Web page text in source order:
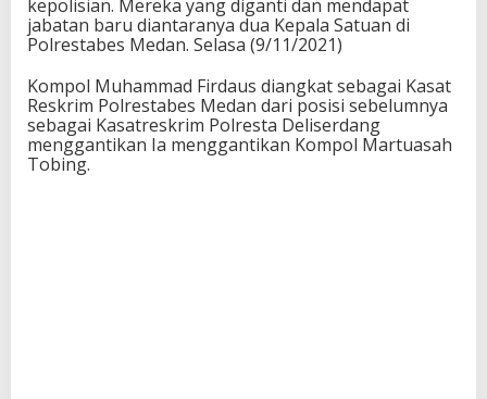
kepolisian. Mereka yang diganti dan mendapat
jabatan baru diantaranya dua Kepala Satuan di
Polrestabes Medan. Selasa (9/11/2021)
Kompol Muhammad Firdaus diangkat sebagai Kasat
Reskrim Polrestabes Medan dari posisi sebelumnya
sebagai Kasatreskrim Polresta Deliserdang
menggantikan Ia menggantikan Kompol Martuasah
Tobing.